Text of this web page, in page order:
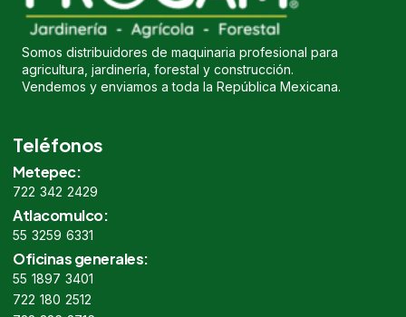
Somos distribuidores de maquinaria profesional para
agricultura, jardinería, forestal y construcción.
Vendemos y enviamos a toda la República Mexicana.
Teléfonos
Metepec:
722 342 2429
Atlacomulco:
55 3259 6331
Oficinas generales:
55 1897 3401
722 180 2512